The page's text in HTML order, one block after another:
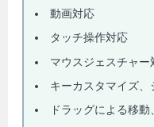
動画対応
タッチ操作対応
マウスジェスチャー
キーカスタマイズ
ドラッグによる移